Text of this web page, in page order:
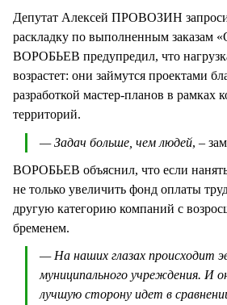
Депутат Алексей ПРОВОЗИН
раскладку по выполненным заказам
ВОРОБЬЕВ предупредил, что
возрастет: они займутся проектами
разработкой мастер-планов в рамках
территорий.
— Задач больше, чем людей, –
ВОРОБЬЕВ объяснил, что если
не только увеличить фонд оплаты
другую категорию компаний с
бременем.
— На наших глазах происходит
муниципального учреждения. И
лучшую сторону идет в